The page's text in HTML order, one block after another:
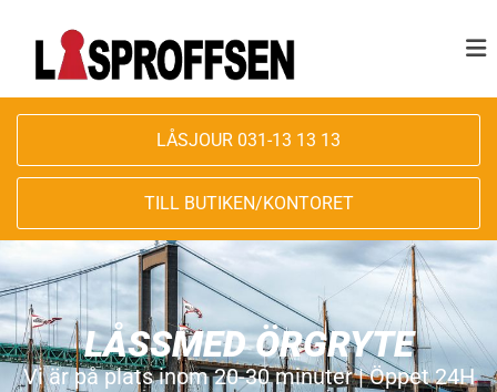
LÅSJOUR 031-13 13 13
TILL BUTIKEN/KONTORET
LÅSSMED ÖRGRYTE
Vi är på plats inom 20-30 minuter | Öppet 24H